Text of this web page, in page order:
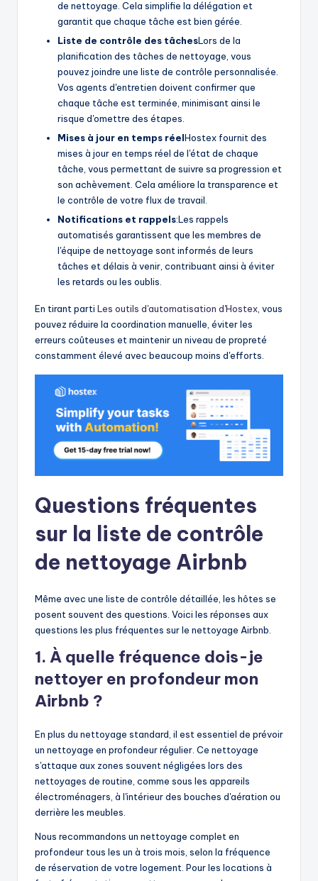
de nettoyage. Cela simplifie la délégation et
garantit que chaque tâche est bien gérée.
Liste de contrôle des tâchesLors de la
planification des tâches de nettoyage, vous
pouvez joindre une liste de contrôle personnalisée.
Vos agents d'entretien doivent confirmer que
chaque tâche est terminée, minimisant ainsi le
risque d'omettre des étapes.
Mises à jour en temps réelHostex fournit des
mises à jour en temps réel de l'état de chaque
tâche, vous permettant de suivre sa progression et
son achèvement. Cela améliore la transparence et
le contrôle de votre flux de travail.
Notifications et rappels:Les rappels
automatisés garantissent que les membres de
l'équipe de nettoyage sont informés de leurs
tâches et délais à venir, contribuant ainsi à éviter
les retards ou les oublis.
En tirant parti Les outils d'automatisation d'Hostex , vous
pouvez réduire la coordination manuelle, éviter les
erreurs coûteuses et maintenir un niveau de propreté
constamment élevé avec beaucoup moins d'efforts.
Questions fréquentes
sur la liste de contrôle
de nettoyage Airbnb
Même avec une liste de contrôle détaillée, les hôtes se
posent souvent des questions. Voici les réponses aux
questions les plus fréquentes sur le nettoyage Airbnb.
1. À quelle fréquence dois-je
nettoyer en profondeur mon
Airbnb ?
En plus du nettoyage standard, il est essentiel de prévoir
un nettoyage en profondeur régulier. Ce nettoyage
s'attaque aux zones souvent négligées lors des
nettoyages de routine, comme sous les appareils
électroménagers, à l'intérieur des bouches d'aération ou
derrière les meubles.
Nous recommandons un nettoyage complet en
profondeur tous les un à trois mois, selon la fréquence
de réservation de votre logement. Pour les locations à